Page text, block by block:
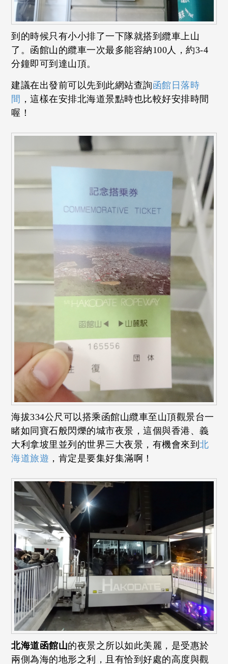
到的時候只有小小排了一下隊就搭到纜車上山
了。函館山的纜車一次最多能容納100人，約3-4
分鐘即可到達山頂。
建議在出發前可以先到此網站查詢函館日落時
間 ，這樣在安排北海道景點時也比較好安排時間
喔！
海拔334公尺可以搭乘函館山纜車至山頂觀景台一
睹如同寶石般閃爍的城市夜景，這個與香港、義
大利拿坡里並列的世界三大夜景，有機會來到北
海道旅遊 ，肯定是要集好集滿啊！
北海道函館山的夜景之所以如此美麗，是受惠於
兩側為海的地形之利，且有恰到好處的高度與觀